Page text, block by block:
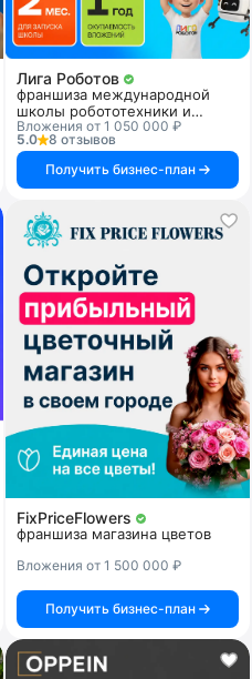
Лига Роботов
франшиза международной
школы робототехники и
программирования
Вложения от 1 050 000 ₽
5.0
8 отзывов
Получить бизнес-план
FixPriceFlowers
франшиза магазина цветов
Вложения от 1 500 000 ₽
Получить бизнес-план